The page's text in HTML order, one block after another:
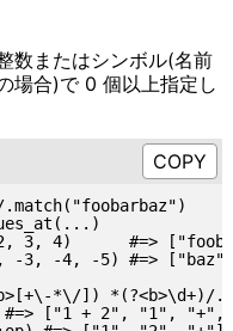
数またはシンボル(名前
場合)で 0 個以上指定し
2, 3, 4)      #=>
-3, -4, -5) #=>
*\/]) *(?<b>\d+)/
["1 + 2", "1", "+",